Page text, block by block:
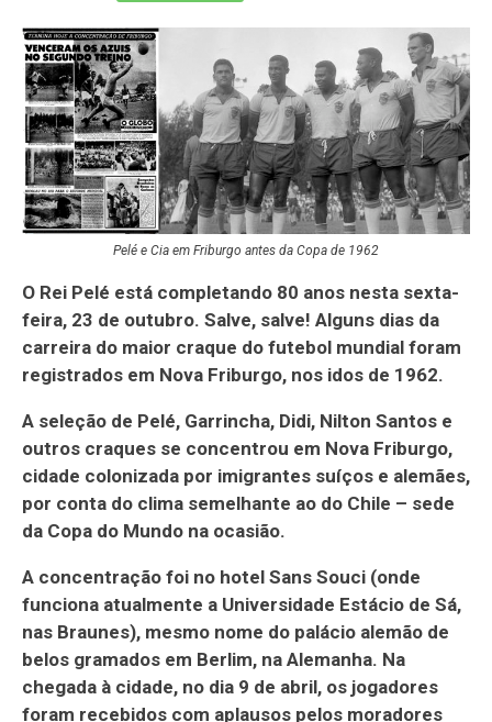
Pelé e Cia em Friburgo antes da Copa de 1962
O Rei Pelé está completando 80 anos nesta sexta-
feira, 23 de outubro. Salve, salve! Alguns dias da
carreira do maior craque do futebol mundial foram
registrados em Nova Friburgo, nos idos de 1962.
A seleção de Pelé, Garrincha, Didi, Nilton Santos e
outros craques se concentrou em Nova Friburgo,
cidade colonizada por imigrantes suíços e alemães,
por conta do clima semelhante ao do Chile – sede
da Copa do Mundo na ocasião.
A concentração foi no hotel Sans Souci (onde
funciona atualmente a Universidade Estácio de Sá,
nas Braunes), mesmo nome do palácio alemão de
belos gramados em Berlim, na Alemanha. Na
chegada à cidade, no dia 9 de abril, os jogadores
foram recebidos com aplausos pelos moradores